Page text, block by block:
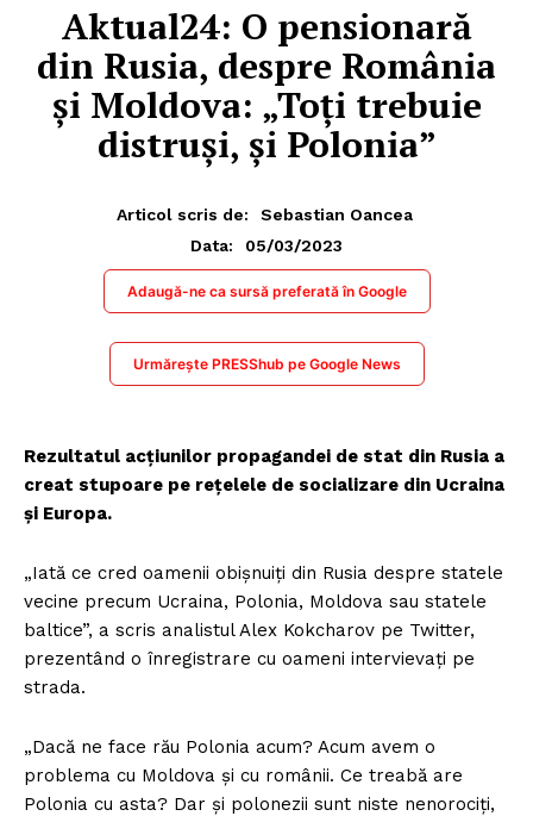
Aktual24: O pensionară
din Rusia, despre România
și Moldova: „Toți trebuie
distruși, și Polonia”
Articol scris de:
Sebastian Oancea
Data:
05/03/2023
Adaugă-ne ca sursă preferată în Google
Urmărește PRESShub pe Google News
Rezultatul acțiunilor propagandei de stat din Rusia a
creat stupoare pe rețelele de socializare din Ucraina
și Europa.
„Iată ce cred oamenii obișnuiți din Rusia despre statele
vecine precum Ucraina, Polonia, Moldova sau statele
baltice”, a scris analistul Alex Kokcharov pe Twitter,
prezentând o înregistrare cu oameni intervievați pe
strada.
„Dacă ne face rău Polonia acum? Acum avem o
problema cu Moldova și cu românii. Ce treabă are
Polonia cu asta? Dar și polonezii sunt niste nenorociți,